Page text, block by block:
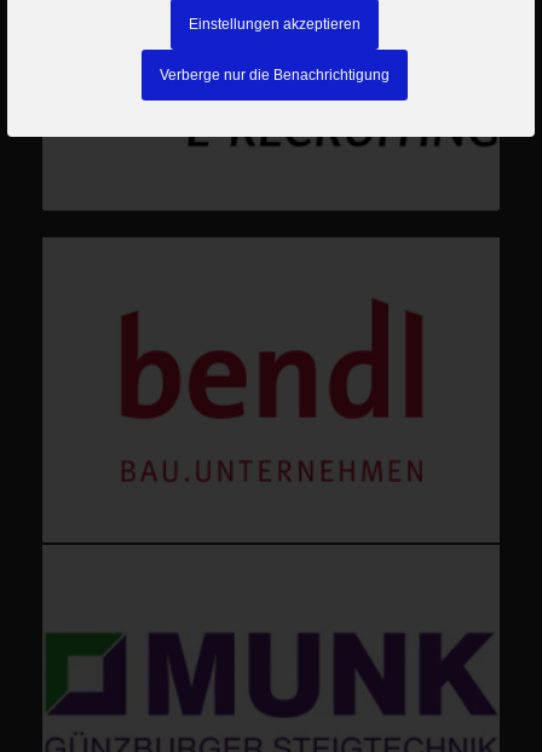
Einstellungen akzeptieren
Verberge nur die Benachrichtigung